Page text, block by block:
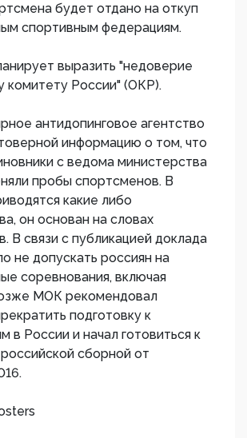
будет отдано на откуп
спортивным федерациям.
выразить "недоверие
комитету России" (ОКР).
антидопинговое агентство
информацию о том, что
с ведома министерства
пробы спортсменов. В
какие либо
он основан на словах
В связи с публикацией доклада
не допускать россиян на
соревнования, включая
МОК рекомендовал
подготовку к
в России и начал готовиться к
сборной от